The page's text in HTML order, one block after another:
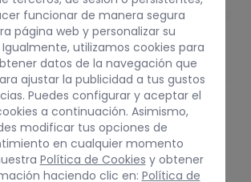
funcionar de manera segura
página web y personalizar su
utilizamos cookies para
datos de la navegación que
ajustar la publicidad a tus gustos
Puedes configurar y aceptar el
a continuación. Asimismo,
modificar tus opciones de
en cualquier momento
Política de Cookies y obtener
haciendo clic en: Política de